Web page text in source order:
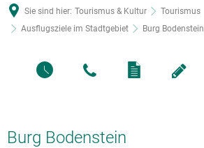
Sie sind hier: Tourismus & Kultur
Tourismus
Ausflugsziele im Stadtgebiet
Burg Bodenstein
Burg Bodenstein